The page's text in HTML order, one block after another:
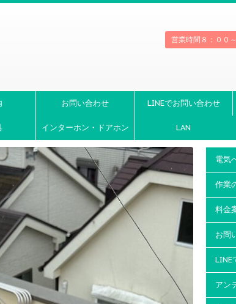
営業時間８：００
お問い合わせ LINEでお問い合わせ
インターホン・ドアホン LAN
電気
作業
料金
お問
LINE
アン